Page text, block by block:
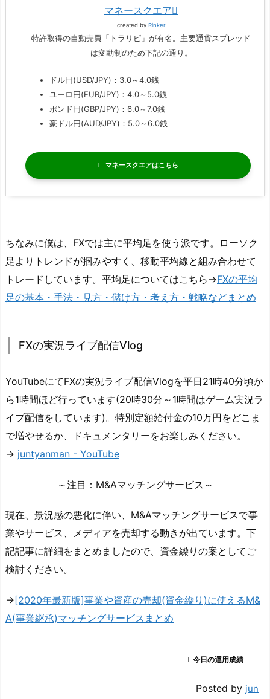
マネースクエア
created by Rinker
特許取得の自動売買「トラリピ」が有名。主要通貨スプレッド
は変動制のため下記の通り。
ドル円(USD/JPY)：3.0～4.0銭
ユーロ円(EUR/JPY)：4.0～5.0銭
ポンド円(GBP/JPY)：6.0～7.0銭
豪ドル円(AUD/JPY)：5.0～6.0銭
マネースクエア
ちなみに僕は、FXでは主に平均足を使う派です。ローソク
足よりトレンドが掴みやすく、移動平均線と組み合わせて
トレードしています。平均足についてはこちら→FXの平均
足の基本・手法・見方・儲け方・考え方・戦略などまとめ
FXの実況ライブ配信Vlog
YouTubeにてFXの実況ライブ配信Vlogを平日21時40分頃か
ら1時間ほど行っています(20時30分～1時間はゲーム実況ラ
イブ配信をしています)。特別定額給付金の10万円をどこま
で増やせるか、ドキュメンタリーをお楽しみください。
→ juntyanman - YouTube
～注目：M&Aマッチングサービス～
現在、景況感の悪化に伴い、M&Aマッチングサービスで事
業やサービス、メディアを売却する動きが出ています。下
記記事に詳細をまとめましたので、資金繰りの案としてご
検討ください。
→ [2020年最新版]事業や資産の売却(資金繰り)に使えるM&
A(事業継承)マッチングサービスまとめ
 今日の運用成績
Posted by jun